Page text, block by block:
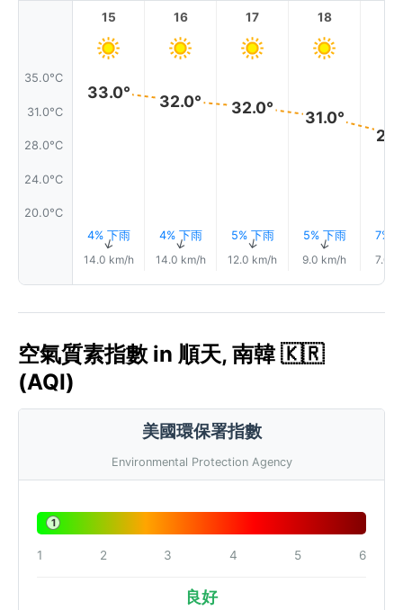
35.0°C
31.0°C
28.0°C
24.0°C
20.0°C
15
33.0°
4% 下雨
↑
14.0 km/h
16
32.0°
4% 下雨
↑
14.0 km/h
17
32.0°
5% 下雨
↑
12.0 km/h
18
31.0°
5% 下雨
↑
9.0 km/h
7%
7.0
空氣質素指數 in 順天, 南韓 🇰🇷
(AQI)
美國環保署指數
Environmental Protection Agency
1
1 2 3 4 5 6
良好